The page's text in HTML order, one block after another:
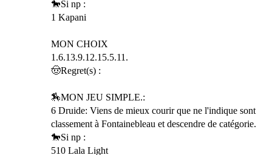
🐎Si np :
1 Kapani
MON CHOIX
1.6.13.9.12.15.5.11.
🤠Regret(s) :
🏇MON JEU SIMPLE.:
6 Druide: Viens de mieux courir que ne l'indique sont
classement à Fontainebleau et descendre de catégorie.
🐎Si np :
510 Lala Light